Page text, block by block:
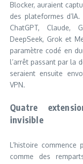
Blocker, auraient
des plateformes
ChatGPT, Claude,
DeepSeek, Grok et
paramètre codé en
l’arrêt passant par la
seraient ensuite
VPN.
Quatre
invisible
L’histoire
comme des